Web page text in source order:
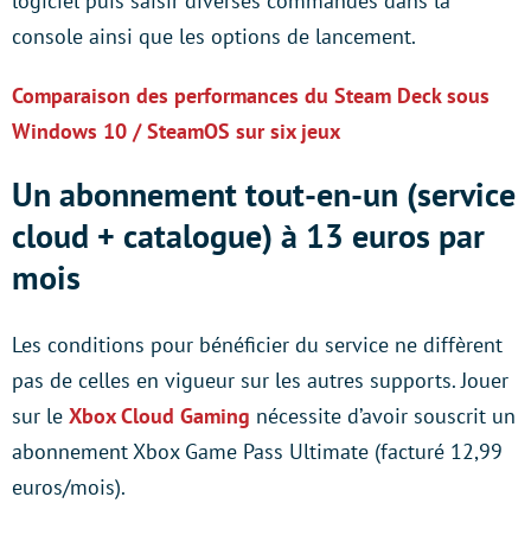
console ainsi que les options de lancement.
Comparaison des performances du Steam Deck sous
Windows 10 / SteamOS sur six jeux
Un abonnement tout-en-un (service
cloud + catalogue) à 13 euros par
mois
Les conditions pour bénéficier du service ne diffèrent
pas de celles en vigueur sur les autres supports. Jouer
sur le Xbox Cloud Gaming nécessite d’avoir souscrit un
abonnement Xbox Game Pass Ultimate (facturé 12,99
euros/mois).